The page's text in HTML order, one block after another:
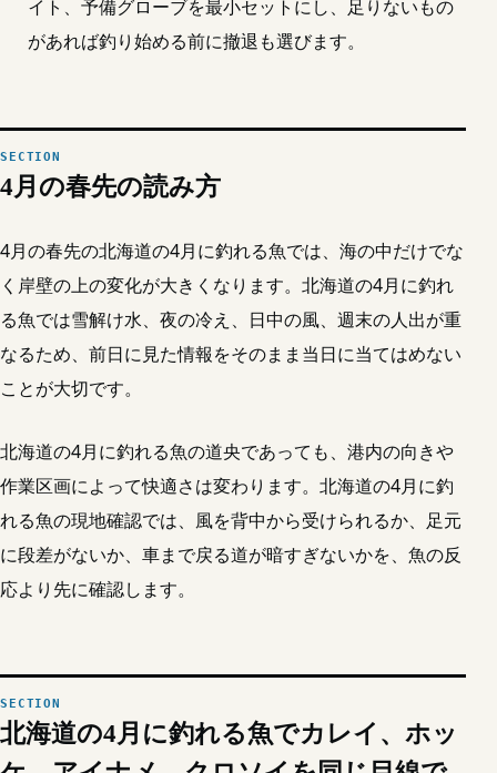
イト、予備グローブを最小セットにし、足りないもの
があれば釣り始める前に撤退も選びます。
4月の春先の読み方
4月の春先の北海道の4月に釣れる魚では、海の中だけでな
く岸壁の上の変化が大きくなります。北海道の4月に釣れ
る魚では雪解け水、夜の冷え、日中の風、週末の人出が重
なるため、前日に見た情報をそのまま当日に当てはめない
ことが大切です。
北海道の4月に釣れる魚の道央であっても、港内の向きや
作業区画によって快適さは変わります。北海道の4月に釣
れる魚の現地確認では、風を背中から受けられるか、足元
に段差がないか、車まで戻る道が暗すぎないかを、魚の反
応より先に確認します。
北海道の4月に釣れる魚でカレイ、ホッ